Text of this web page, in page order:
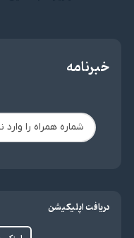
خبرنامه
دریافت اپلیکیشن